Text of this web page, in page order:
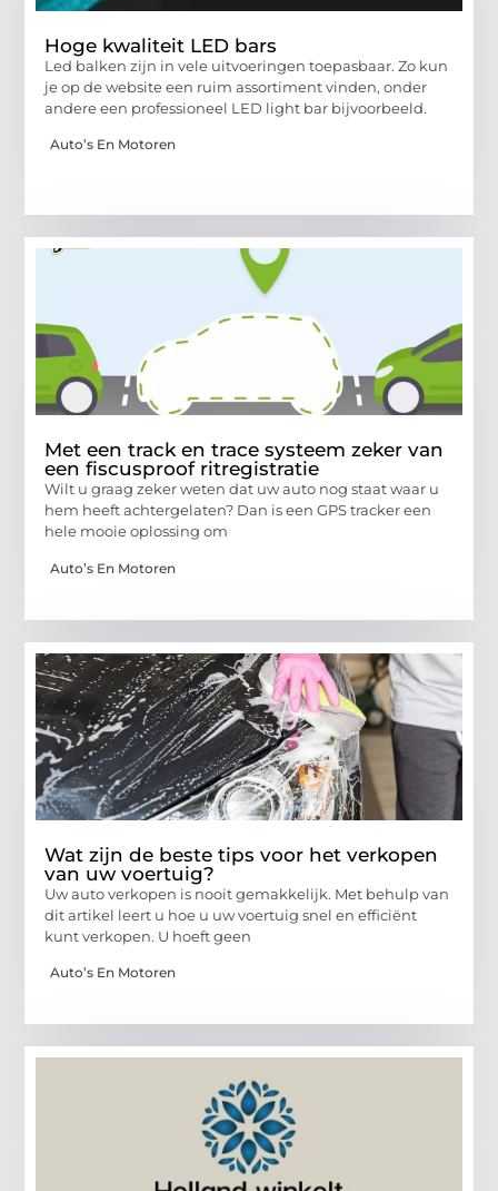
Hoge kwaliteit LED bars
Led balken zijn in vele uitvoeringen toepasbaar. Zo kun
je op de website een ruim assortiment vinden, onder
andere een professioneel LED light bar bijvoorbeeld.
Auto’s En Motoren
Met een track en trace systeem zeker van
een fiscusproof ritregistratie
Wilt u graag zeker weten dat uw auto nog staat waar u
hem heeft achtergelaten? Dan is een GPS tracker een
hele mooie oplossing om
Auto’s En Motoren
Wat zijn de beste tips voor het verkopen
van uw voertuig?
Uw auto verkopen is nooit gemakkelijk. Met behulp van
dit artikel leert u hoe u uw voertuig snel en efficiënt
kunt verkopen. U hoeft geen
Auto’s En Motoren